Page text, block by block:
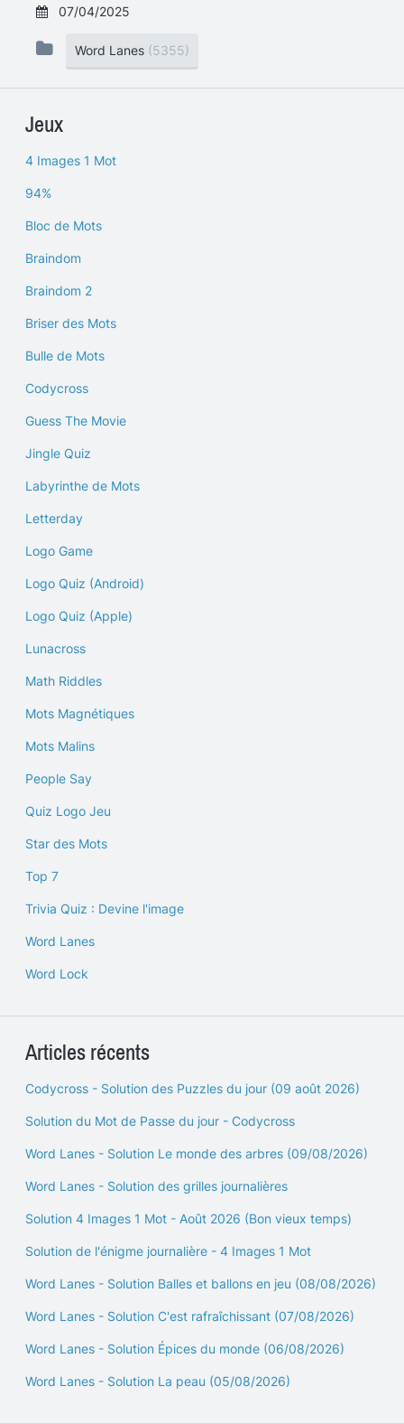
07/04/2025
Word Lanes (5355)
Jeux
4 Images 1 Mot
94%
Bloc de Mots
Braindom
Braindom 2
Briser des Mots
Bulle de Mots
Codycross
Guess The Movie
Jingle Quiz
Labyrinthe de Mots
Letterday
Logo Game
Logo Quiz (Android)
Logo Quiz (Apple)
Lunacross
Math Riddles
Mots Magnétiques
Mots Malins
People Say
Quiz Logo Jeu
Star des Mots
Top 7
Trivia Quiz : Devine l'image
Word Lanes
Word Lock
Articles récents
Codycross - Solution des Puzzles du jour (09 août 2026)
Solution du Mot de Passe du jour - Codycross
Word Lanes - Solution Le monde des arbres (09/08/2026)
Word Lanes - Solution des grilles journalières
Solution 4 Images 1 Mot - Août 2026 (Bon vieux temps)
Solution de l'énigme journalière - 4 Images 1 Mot
Word Lanes - Solution Balles et ballons en jeu (08/08/2026)
Word Lanes - Solution C'est rafraîchissant (07/08/2026)
Word Lanes - Solution Épices du monde (06/08/2026)
Word Lanes - Solution La peau (05/08/2026)